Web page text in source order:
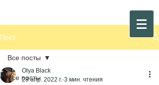
Пост
Все посты
Все посты
Olya Black
28 апр. 2022 г. 3 мин. чтения